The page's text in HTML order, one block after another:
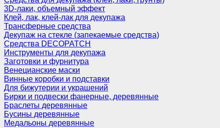
3D-лаки, объемный эффект
Клей, лак, клей-лак для декупажа
Трансферные средства
Декупаж на стекле (запекаемые средства)
Средства DECOPATCH
Инструменты для декупажа
Заготовки и фурнитура
Венецианские маски
Винные коробки и подставки
Для бижутерии и украшений
Бирки и подвески фанерные, деревянные
Браслеты деревянные
Бусины деревянные
Медальоны деревянные